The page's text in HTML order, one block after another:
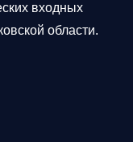
входных
области.